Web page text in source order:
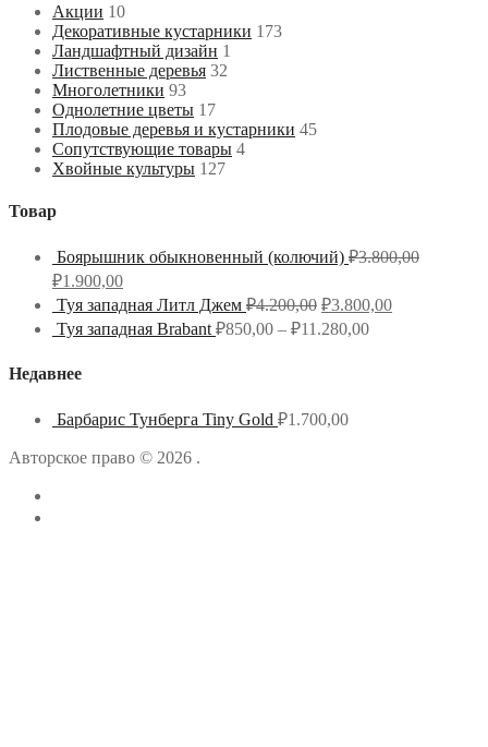
Акции 10
Декоративные кустарники 173
Ландшафтный дизайн 1
Лиственные деревья 32
Многолетники 93
Однолетние цветы 17
Плодовые деревья и кустарники 45
Сопутствующие товары 4
Хвойные культуры 127
Товар
Боярышник обыкновенный (колючий) ₽3.800,00
₽1.900,00
Туя западная Литл Джем ₽4.200,00 ₽3.800,00
Туя западная Brabant ₽850,00 – ₽11.280,00
Недавнее
Барбарис Тунберга Tiny Gold ₽1.700,00
Авторское право © 2026 .